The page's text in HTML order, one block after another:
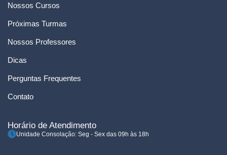
Nossos Cursos
Próximas Turmas
Nossos Professores
Dicas
Perguntas Frequentes
Contato
Horário de Atendimento
Unidade Consolação: Seg - Sex das 09h às 18h